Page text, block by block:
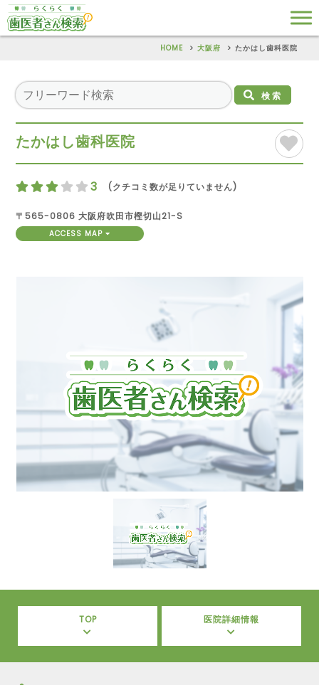
HOME 大阪府 たかはし歯科医院
検索
たかはし歯科医院
3 (クチコミ数が足りていません)
〒565-0806 大阪府吹田市樫切山21-S
ACCESS MAP
TOP 医院詳細情報